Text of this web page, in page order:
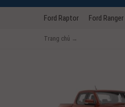
Ford Raptor Ford Ranger
Trang chủ →